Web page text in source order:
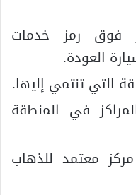
فوق رمز خدمات
العودة.
التي تنتمي إليها.
في المنطقة
معتمد للذهاب